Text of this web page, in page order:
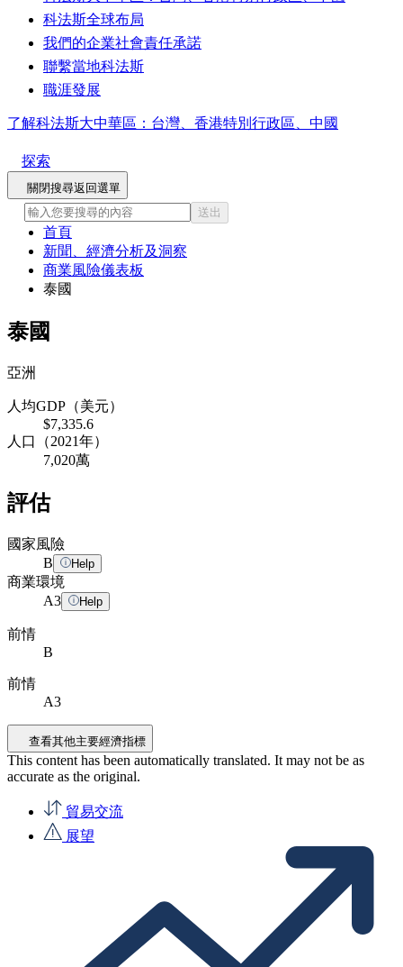
科法斯全球布局
我們的企業社會責任承諾
聯繫當地科法斯
職涯發展
了解科法斯大中華區：台灣、香港特別行政區、中國
探索
關閉搜尋返回選單
送出
首頁
新聞、經濟分析及洞察
商業風險儀表板
泰國
泰國
亞洲
人均GDP（美元）
$7,335.6
人口（2021年）
7,020萬
評估
國家風險
B
Help
商業環境
A3 Help
前情
B
前情
A3
查看其他主要經濟指標
This content has been automatically translated. It may not be as
accurate as the original.
貿易交流
展望